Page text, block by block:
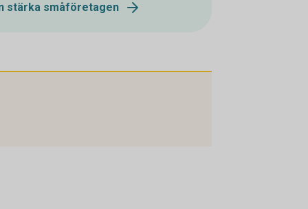
stärka småföretagen